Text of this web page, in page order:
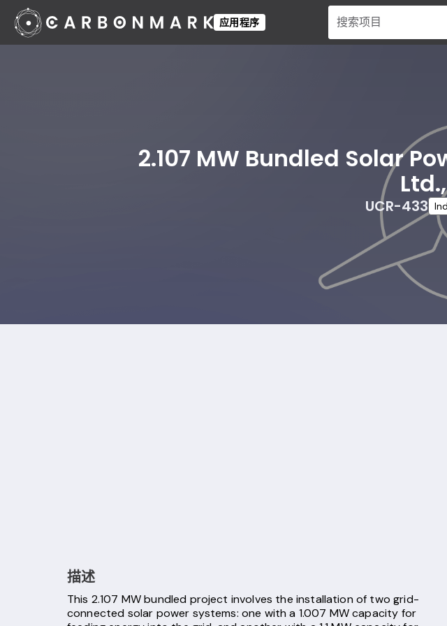
应用程序
2.107 MW Bundled Solar
UCR-433
描述
This 2.107 MW bundled project involves the installation of two grid-
connected solar power systems: one with a 1.007 MW capacity for